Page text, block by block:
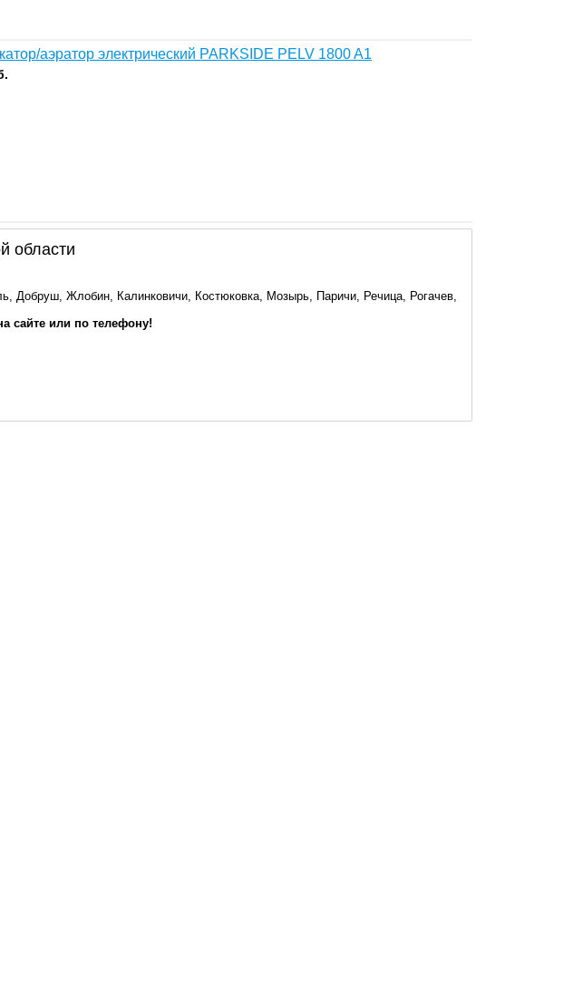
аэратор электрический PARKSIDE PELV 1800 A1
области
Добруш, Жлобин, Калинковичи, Костюковка, Мозырь, Паричи, Речица, Рогачев,
сайте или по телефону!